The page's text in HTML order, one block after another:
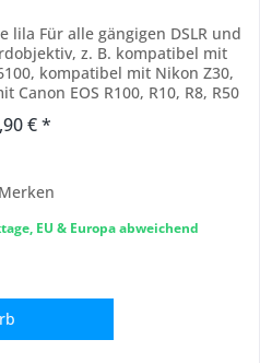
lila Für alle gängigen DSLR und
z. B. kompatibel mit
kompatibel mit Nikon Z30,
Canon EOS R100, R10, R8, R50
im Deckel. Platz für Zubehör
€ *
Merken
EU & Europa abweichend